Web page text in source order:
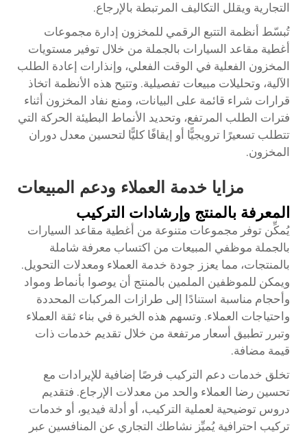
التجارية ويقلل التكاليف المرتبطة بالإرجاع.
تُبسّط أنظمة التتبع الرقمي للمخزون إدارة مجموعات
أغطية مقاعد السيارات بالجملة من خلال توفير مستويات
المخزون الفعلية في الوقت الفعلي، وإنذارات إعادة الطلب
الآلية، وتحليلات مبيعات تفصيلية. وتتيح هذه الأنظمة اتخاذ
قرارات شراء قائمة على البيانات، ومنع نفاد المخزون أثناء
فترات الطلب المرتفع، وتحديد الأنماط البطيئة الحركة التي
تتطلب تسعيرًا ترويجيًّا أو إيقافًا كليًّا لتحسين معدل دوران
المخزون.
مزايا خدمة العملاء ودعم المبيعات
المعرفة بالمنتج وإرشادات التركيب
يُمكِّن توفر مجموعات متنوعة من أغطية مقاعد السيارات
بالجملة موظفي المبيعات من اكتساب معرفة شاملة
بالمنتجات، مما يعزز جودة خدمة العملاء ومعدلات التحويل.
ويمكن للموظفين الملمين بالمنتج أن يوصوا بأنماط ومواد
وأحجام مناسبة استنادًا إلى طرازات المركبات المحددة
واحتياجات العملاء. وتسهم هذه الخبرة في بناء ثقة العملاء
وتبرر تطبيق أسعار مرتفعة من خلال تقديم خدمات ذات
قيمة مضافة.
تخلق خدمات دعم التركيب فرصًا إضافية للإيرادات مع
تحسين رضا العملاء والحد من معدلات الإرجاع. فتقديم
دروس توضيحية لعملية التركيب، أو أدلة فيديو، أو خدمات
تركيب احترافية يُميِّز نشاطك التجاري عن المنافسين عبر